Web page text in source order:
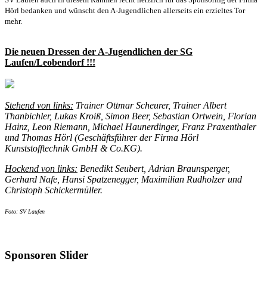
Hörl bedanken und wünscht den A-Jugendlichen allerseits ein erzieltes Tor
mehr.
Die neuen Dressen der A-Jugendlichen der SG
Laufen/Leobendorf !!!
Stehend von links: Trainer Ottmar Scheurer, Trainer Albert
Thanbichler, Lukas Kroiß, Simon Beer, Sebastian Ortwein, Florian
Hainz, Leon Riemann, Michael Haunerdinger, Franz Praxenthaler
und Thomas Hörl (Geschäftsführer der Firma Hörl
Kunststofftechnik GmbH & Co.KG).
Hockend von links: Benedikt Seubert, Adrian Braunsperger,
Gerhard Nafe, Hansi Spatzenegger, Maximilian Rudholzer und
Christoph Schickermüller.
Foto: SV Laufen
Sponsoren Slider